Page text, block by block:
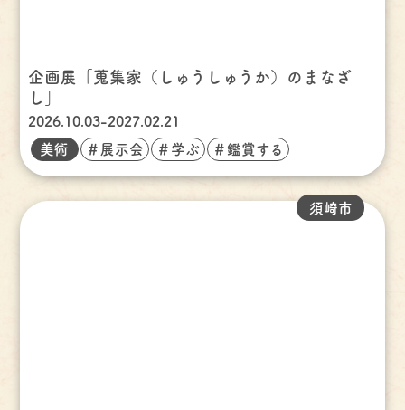
企画展「蒐集家（しゅうしゅうか）のまなざ
し」
2026.10.03-2027.02.21
美術 ＃展示会 ＃学ぶ ＃鑑賞する
須崎市